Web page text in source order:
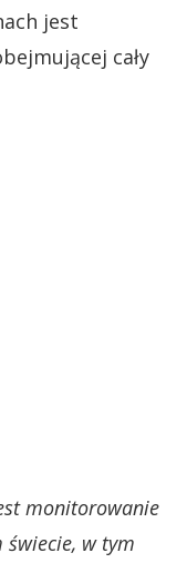
jest
cały
monitorowanie
świecie, w tym